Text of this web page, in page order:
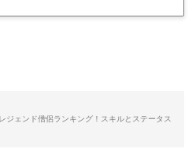
ジェンド僧侶ランキング！スキルとステータス